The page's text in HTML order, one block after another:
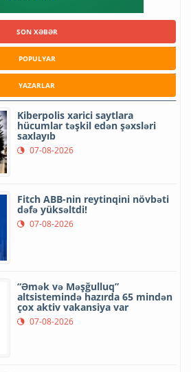
SON XƏBƏR
POPULYAR
YAZARLAR
Kiberpolis xarici saytlara
hücumlar təşkil edən şəxsləri
saxlayıb
07-08-2026
Fitch ABB-nin reytinqini növbəti
dəfə yüksəltdi!
07-08-2026
“Əmək və Məşğulluq”
altsistemində hazırda 65 mindən
çox aktiv vakansiya var
07-08-2026